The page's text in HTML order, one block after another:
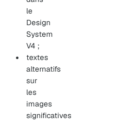
le
Design
System
V4 ;
textes
alternatifs
sur
les
images
significatives